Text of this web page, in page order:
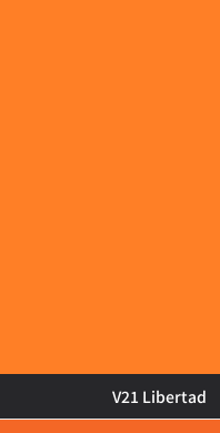
V21 Libertad